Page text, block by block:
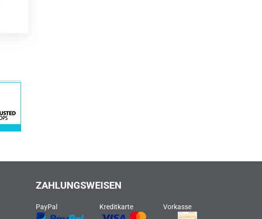
ZAHLUNGSWEISEN
PayPal Kreditkarte Vorkasse